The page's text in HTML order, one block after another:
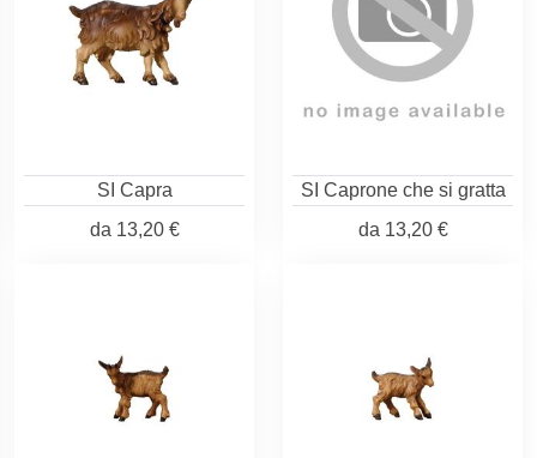
SI Capra
da 13,20 €
SI Caprone che si gratta
da 13,20 €